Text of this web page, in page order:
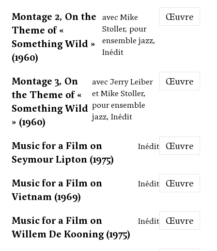
Montage 2, On the
Theme of «
Something Wild »
(1960)
avec Mike
Stoller, pour
ensemble jazz,
Inédit
Œuvre
Montage 3, On
the Theme of «
Something Wild
» (1960)
avec Jerry Leiber
et Mike Stoller,
pour ensemble
jazz, Inédit
Œuvre
Music for a Film on
Seymour Lipton (1975)
Inédit Œuvre
Music for a Film on
Vietnam (1969)
Inédit Œuvre
Music for a Film on
Willem De Kooning (1975)
Inédit Œuvre